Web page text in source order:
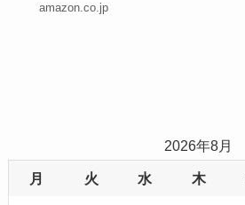
amazon.co.jp
2026年8月
月 火 水 木